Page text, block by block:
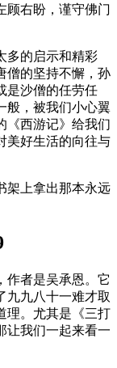
顾右盼，谨守佛门
多的启示和精彩
僧的坚持不懈，孙
是沙僧的任劳任
般，被我们小心翼
《西游记》给我们
美好生活的向往与
架上拿出那本永远
作者是吴承恩。它
九九八十一难才取
理。尤其是《三打
让我们一起来看一